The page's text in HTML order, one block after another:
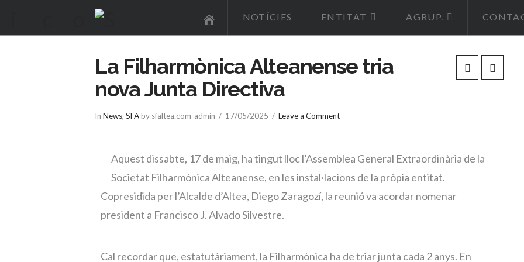
NOTÍCIES ENTITAT AGRUP.
La Filharmònica Alteanense tria
nova Junta Directiva
In News, SFAby sfaltea.com-admin 17/05/2025 Leave a Comment
Aquest dissabte, 17 de maig, ha tingut lloc l’Assemblea General Extraordinària de la
Societat Filharmònica Alteanense, en les instal·lacions de la pròpia entitat.
Copresidida per l’Alcalde d’Altea, Diego Zaragozí, la reunió va acordar nomenar
president a Francisco J. Alvado Silvestre.
Cal recordar que, estatutàriament, la Filharmònica ha de triar junta cada 2 anys. En